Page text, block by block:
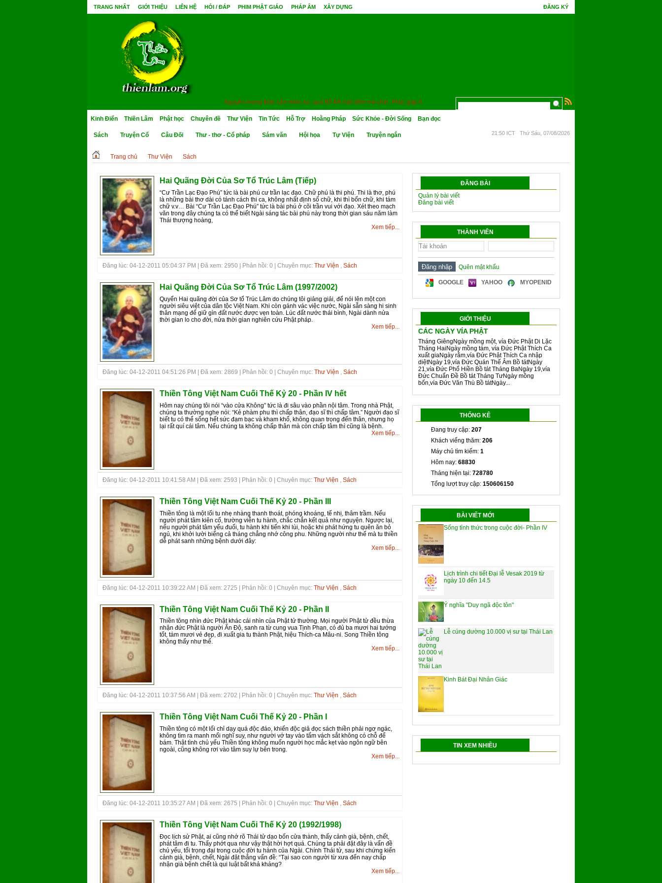
TRANG NHẤT GIỚI THIỆU LIÊN HỆ HỎI / ĐÁP PHIM PHẬT GIÁO PHÁP ÂM XÂY DỰNG ĐĂNG KÝ
Nguyền mong thân cận minh sư, quả Bồ Đề một đêm mà chín. Phúc gặp tình cờ tri thức, hoa Ưu Đàm mấy kiếp đâm bông.
Kinh Điển Thiền Lâm Phật học Chuyên đề Thư Viện
Sách Truyện Cổ Câu Đối Thư - thơ - Cổ pháp Sám văn Hội họa Tự Viện Truyện ngắn
Tin Tức Hỗ Trợ Hoằng Pháp Sức Khỏe - Đời Sống Bạn đọc
21:50 ICT Thứ Sáu, 07/08/2026
Trang chủ Thư Viện Sách
Hai Quãng Đời Của Sơ Tổ Trúc Lâm (Tiếp)
“Cư Trần Lạc Đạo Phú” tức là bài phú cư trần lạc đạo. Chữ phú là thi phú. Thi là thơ, phú
là những bài thơ dài có tánh cách thi ca, không nhất định số chữ, khi thì bốn chữ, khi tám
chữ v.v… Bài “Cư Trần Lạc Đạo Phú” tức là bài phú ở cõi trần vui với đạo. Xét theo mạch
văn trong đây chúng ta có thể biết Ngài sáng tác bài phú này trong thời gian sáu năm làm
Thái thượng hoàng,
Xem tiếp...
Đăng lúc: 04-12-2011 05:04:37 PM | Đã xem: 2950 | Phản hồi: 0 | Chuyên mục: Thư Viện , Sách
Hai Quãng Đời Của Sơ Tổ Trúc Lâm (1997/2002)
Quyển Hai quãng đời của Sơ tổ Trúc Lâm do chúng tôi giảng giải, để nói lên một con
người siêu việt của dân tộc Việt Nam. Khi còn gánh vác việc nước, Ngài sẵn sàng hi sinh
thân mạng để giữ gìn đất nước được vẹn toàn. Lúc đất nước thái bình, Ngài dành nửa
thời gian lo cho đời, nửa thời gian nghiên cứu Phật pháp.
Xem tiếp...
Đăng lúc: 04-12-2011 04:51:26 PM | Đã xem: 2869 | Phản hồi: 0 | Chuyên mục: Thư Viện , Sách
Thiền Tông Việt Nam Cuối Thế Kỷ 20 - Phần IV hết
Hôm nay chúng tôi nói “vào cửa Không” tức là đi sâu vào phần nội tâm. Trong nhà Phật,
chúng ta thường nghe nói: “Kẻ phàm phu thì chấp thân, đạo sĩ thì chấp tâm.” Người đạo sĩ
biết tu có thể sống hết sức đạm bạc và kham khổ, không quan trọng đến thân, nhưng họ
lại rất quí cái tâm. Nếu chúng ta không chấp thân mà còn chấp tâm thì cũng là bệnh.
Xem tiếp...
Đăng lúc: 04-12-2011 10:41:58 AM | Đã xem: 2593 | Phản hồi: 0 | Chuyên mục: Thư Viện Sách
Thiền Tông Việt Nam Cuối Thế Kỷ 20 - Phần III
Thiền tông là một lối tu nhẹ nhàng thanh thoát, phóng khoáng, tế nhị, thâm trầm. Nếu
người phát tâm kiên cố, trường viễn tu hành, chắc chắn kết quả như nguyện. Ngược lại,
nếu người phát tâm yếu đuối, tu hành khi tiến khi lùi, hoặc khi phát hứng tu quên ăn bỏ
ngủ, khi khởi lười biếng cả tháng chẳng nhớ công phu. Những người như thế mà tu thiền
dễ phát sanh những bệnh dưới đây:
Xem tiếp...
Đăng lúc: 04-12-2011 10:39:22 AM | Đã xem: 2725 | Phản hồi: 0 | Chuyên mục: Thư Viện Sách
Thiền Tông Việt Nam Cuối Thế Kỷ 20 - Phần II
Thiền tông nhìn đức Phật khác cái nhìn của Phật tử thường. Mọi người Phật tử đều thừa
nhận đức Phật là người Ấn Độ, sanh ra từ cung vua Tịnh Phạn, có đủ ba mươi hai tướng
tốt, tám mươi vẻ đẹp, đi xuất gia tu thành Phật, hiệu Thích-ca Mâu-ni. Song Thiền tông
không thấy như thế.
Xem tiếp...
Đăng lúc: 04-12-2011 10:37:56 AM | Đã xem: 2702 | Phản hồi: 0 | Chuyên mục: Thư Viện , Sách
Thiền Tông Việt Nam Cuối Thế Kỷ 20 - Phần I
Thiền tông có một lối chỉ dạy quá độc đáo, khiến độc giả đọc sách thiền phải ngơ ngác,
không tìm ra manh mối nghĩ suy, như người vớ tay vào tấm vách sắt không có chỗ để
bám. Thật tình chủ yếu Thiền tông không muốn người học mắc kẹt vào ngôn ngữ bên
ngoài, cũng không rơi vào tâm suy lự bên trong.
Xem tiếp...
Đăng lúc: 04-12-2011 10:35:27 AM | Đã xem: 2675 | Phản hồi: 0 | Chuyên mục: Thư Viện , Sách
Thiền Tông Việt Nam Cuối Thế Kỷ 20 (1992/1998)
Đọc lịch sử Phật, ai cũng nhớ rõ Thái tử dạo bốn cửa thành, thấy cảnh già, bệnh, chết,
phát tâm đi tu. Thấy phớt qua như vậy thật hời hợt quá. Chúng ta phải đặt đây là vấn đề
chủ yếu, tối trọng đại trong cuộc đời tu hành của Ngài. Chính Thái tử, sau khi chứng kiến
cảnh già, bệnh, chết, Ngài đặt thẳng vấn đề: “Tại sao con người từ xưa đến nay chấp
nhận già bệnh chết là qui luật bất khả kháng?
Xem tiếp...
ĐĂNG BÀI
Quản lý bài viết
Đăng bài viết
THÀNH VIÊN
Quên mật khẩu
GOOGLE YAHOO MYOPENID
GIỚI THIỆU
CÁC NGÀY VÍA PHẬT
Tháng GiêngNgày mồng một, vía Đức Phật Di Lặc
Tháng HaiNgày mồng tám, vía Đức Phật Thích Ca
xuất giaNgày rằm,vía Đức Phật Thích Ca nhập
diệtNgày 19,vía Đức Quán Thế Âm Bồ tátNgày
21,vía Đức Phổ Hiền Bồ tát Tháng BaNgày 19,vía
Đức Chuẩn Đề Bồ tát Tháng TưNgày mồng
bốn,vía Đức Văn Thù Bồ tátNgày...
THỐNG KÊ
Đang truy cập: 207
Khách viếng thăm: 206
Máy chủ tìm kiếm: 1
Hôm nay: 68830
Tháng hiện tại: 728780
Tổng lượt truy cập: 150606150
BÀI VIẾT MỚI
Sống tỉnh thức trong cuộc đời- Phần IV
Lịch trình chi tiết Đại lễ Vesak 2019 từ
ngày 10 đến 14.5
Ý nghĩa "Duy ngã độc tôn"
Lễ cúng dường 10.000 vị sư tại Thái Lan
Kinh Bát Đại Nhân Giác
TIN XEM NHIỀU